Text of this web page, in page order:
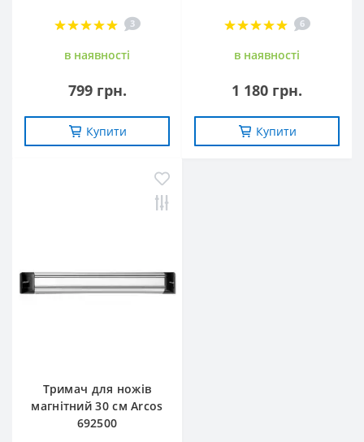
3
в наявностi
799 грн.
Купити
6
в наявностi
1 180 грн.
Купити
Тримач для ножів
магнітний 30 см Arcos
692500